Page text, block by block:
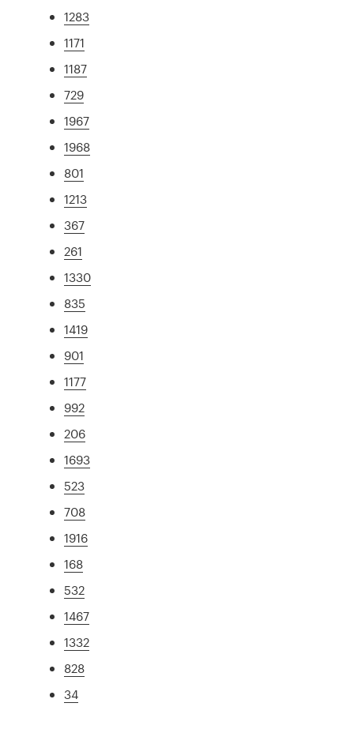
1283
1171
1187
729
1967
1968
801
1213
367
261
1330
835
1419
901
1177
992
206
1693
523
708
1916
168
532
1467
1332
828
34